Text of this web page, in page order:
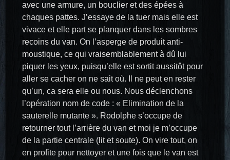
avec une armure, un bouclier et des épées à
chaques pattes. J’essaye de la tuer mais elle est
vivace et elle part se planquer dans les sombres
recoins du van. On l’asperge de produit anti-
moustique, ce qui vraisemblablement à dû lui
piquer les yeux, puisqu’elle est sortit aussitôt pour
aller se cacher on ne sait où. Il ne peut en rester
qu’un, ca sera elle ou nous. Nous déclenchons
l’opération nom de code : « Elimination de la
sauterelle mutante ». Rodolphe s’occupe de
retourner tout l’arrière du van et moi je m’occupe
de la partie centrale (lit et soute). On vire tout, on
en profite pour nettoyer et une fois que le van est